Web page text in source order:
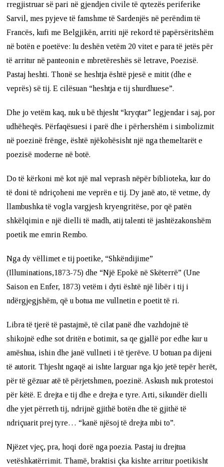
rregjistruar së pari në gjendjen civile të qytezës periferike
Sarvil, mes pyjeve të famshme të Sardenjës në perëndim të
Francës, kufi me Belgjikën, arriti një rekord të papërsëritshëm
në botën e poetëve: Iu deshën vetëm 20 vitet e para të jetës për
të arritur në panteonin e mbretëreshës së letrave, Poezisë.
Pastaj heshti. Thonë se heshtja është pjesë e mitit (dhe e
veprës) së tij. E cilësuan “heshtja e tij shurdhuese”.
Dhe jo vetëm kaq, nuk u bë thjesht “kryqtar” legjendar i saj, por
udhëheqës. Përfaqësuesi i parë dhe i përhershëm i simbolizmit
në poezinë frënge, është njëkohësisht një nga themeltarët e
poezisë moderne në botë.
Do të kërkoni më kot një mal veprash nëpër biblioteka, kur do
të doni të ndriçoheni me veprën e tij. Dy janë ato, të vetme, dy
llambushka të vogla vargjesh kryengritëse, por që patën
shkëlqimin e një dielli të madh, atij talenti të jashtëzakonshëm
poetik me emrin Rembo.
Nga dy vëllimet e tij poetike, “Shkëndijime”
(Illuminations,1873-75) dhe “Një Epokë në Skëterrë” (Une
Saison en Enfer, 1873) vetëm i dyti është një libër i tij i
ndërgjegjshëm, që u botua me vullnetin e poetit të ri.
Libra të tjerë të pastajmë, të cilat panë dhe vazhdojnë të
shikojnë edhe sot dritën e botimit, sa qe gjallë por edhe kur u
amëshua, ishin dhe janë vullneti i të tjerëve. U botuan pa dijeni
të autorit. Thjesht ngaqë ai ishte larguar nga kjo jetë tepër herët,
për të gëzuar atë të përjetshmen, poezinë. Askush nuk protestoi
për këtë. E drejta e tij dhe e drejta e tyre. Arti, sikundër dielli
dhe yjet përreth tij, ndrijnë gjithë botën dhe të gjithë të
ndriçuarit prej tyre… “kanë njësoj të drejta mbi to”.
Njëzet vjeç, pra, hoqi dorë nga poezia. Pastaj iu drejtua
vetëshkatërrimit. Thamë, braktisi çka kishte arritur poetikisht